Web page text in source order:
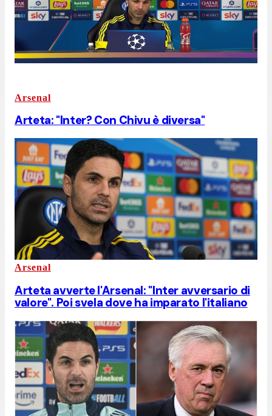
Arsenal
Arteta: "Inter? Con Chivu è diversa"
Arsenal
Arteta avverte l'Arsenal: "Inter avversario di
valore". Poi svela dove ha imparato l'italiano